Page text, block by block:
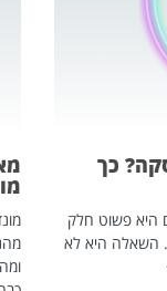
כך
היא פשוט חלק
השאלה היא לא